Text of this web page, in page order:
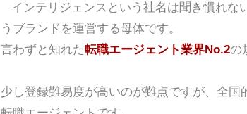
インテリジェンスという社名は聞き慣れな
うブランドを運営する母体です。
言わずと知れた転職エージェント業界No.2の
少し登録難易度が高いのが難点ですが、全